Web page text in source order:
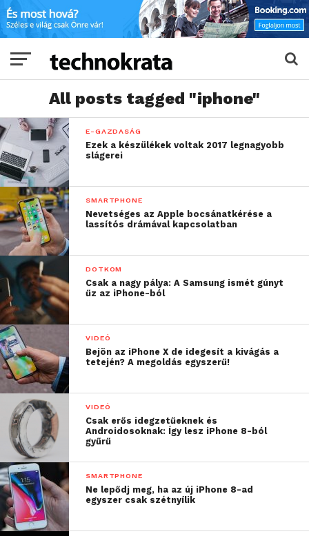
All posts tagged "iphone"
E-GAZDASÁG
Ezek a készülékek voltak 2017 legnagyobb
slágerei
SMARTPHONE
Nevetséges az Apple bocsánatkérése a
lassítós drámával kapcsolatban
DOTKOM
Csak a nagy pálya: A Samsung ismét gúnyt
űz az iPhone-ból
VIDEÓ
Bejön az iPhone X de idegesít a kivágás a
tetején? A megoldás egyszerű!
VIDEÓ
Csak erős idegzetűeknek és
Androidosoknak: Így lesz iPhone 8-ból
gyűrű
SMARTPHONE
Ne lepődj meg, ha az új iPhone 8-ad
egyszer csak szétnyílik